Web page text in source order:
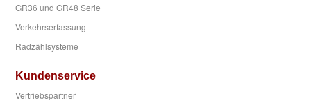
GR36 und GR48 Serie
Verkehrserfassung
Radzählsysteme
Kundenservice
Vertriebspartner